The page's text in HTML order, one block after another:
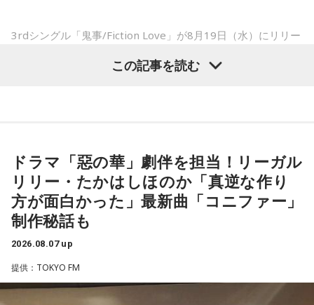
――実戦復帰まで4ヶ月という診断のもと、ファームで最初に
ラーが出たり、身体との感覚がつながりずらかったりするな
かで、本当にトレーナーさんのおかげでうまくやっていただ
きました」
――石垣島で自主トレをともにした後輩である篠原響投手の
活躍をどうご覧になられましたか？
山田「球速がすごくて、僕も追いつけるように頑張ります」
3rdシングル「鬼事/Fiction Love」が8月19日（水）にリリー
ティを初めて担当する。番組では、新曲「鬼事/Fiction
盛りだくさんの内容でお届けする一夜限りの特別番組『中島
健人のオールナイトニッポン』は8月14日(金)25時からニッポ
ン放送をキーステーションに全国ネットで放送。
◎メールテーマ『鬼事』
この記事を読む
ドラマ「惡の華」劇伴を担当！リーガル
リリー・たかはしほのか「真逆な作り
方が面白かった」最新曲「コニファー」
制作秘話も
2026.08.07 up
提供：TOKYO FM